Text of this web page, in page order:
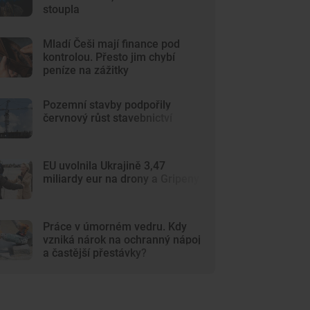
stoupla
Mladí Češi mají finance pod
kontrolou. Přesto jim chybí
peníze na zážitky
Pozemní stavby podpořily
červnový růst stavebnictví
EU uvolnila Ukrajině 3,47
miliardy eur na drony a Gripeny
Práce v úmorném vedru. Kdy
vzniká nárok na ochranný nápoj
a častější přestávky?